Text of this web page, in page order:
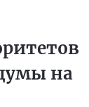
на